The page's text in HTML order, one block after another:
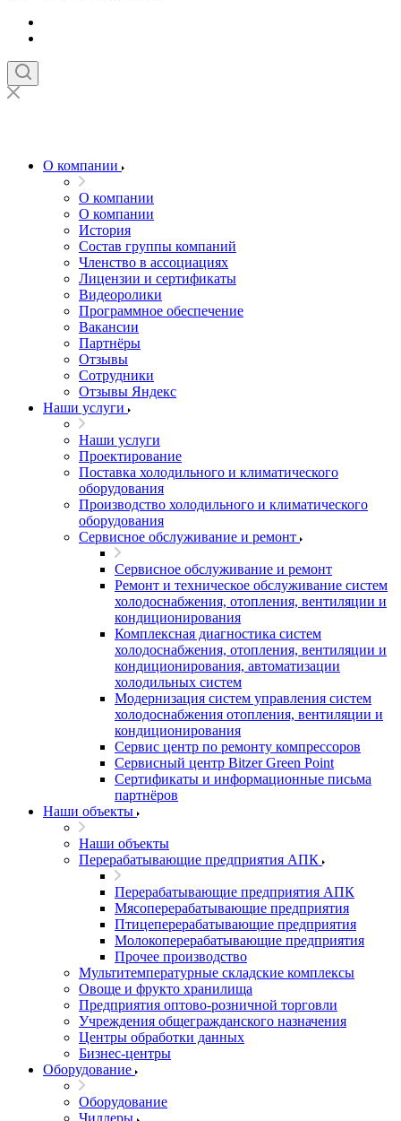
О компании
О компании
О компании
История
Состав группы компаний
Членство в ассоциациях
Лицензии и сертификаты
Видеоролики
Программное обеспечение
Вакансии
Партнёры
Отзывы
Сотрудники
Отзывы Яндекс
Наши услуги
Наши услуги
Проектирование
Поставка холодильного и климатического
оборудования
Производство холодильного и климатического
оборудования
Сервисное обслуживание и ремонт
Сервисное обслуживание и ремонт
Ремонт и техническое обслуживание систем
холодоснабжения, отопления, вентиляции и
кондиционирования
Комплексная диагностика систем
холодоснабжения, отопления, вентиляции и
кондиционирования, автоматизации
холодильных систем
Модернизация систем управления систем
холодоснабжения отопления, вентиляции и
кондиционирования
Сервис центр по ремонту компрессоров
Сервисный центр Bitzer Green Point
Сертификаты и информационные письма
партнёров
Наши объекты
Наши объекты
Перерабатывающие предприятия АПК
Перерабатывающие предприятия АПК
Мясоперерабатывающие предприятия
Птицеперерабатывающие предприятия
Молокоперерабатывающие предприятия
Прочее производство
Мультитемпературные складские комплексы
Овоще и фрукто хранилища
Предприятия оптово-розничной торговли
Учреждения общегражданского назначения
Центры обработки данных
Бизнес-центры
Оборудование
Оборудование
Чиллеры